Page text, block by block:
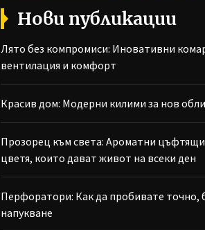
Нови публикации
Лято без компромиси: Иновативни
вентилация и комфорт
Красив дом: Модерни килими за нов
Прозорец към света: Ароматни
цветя, които дават живот на всеки ден
Перфоратори: Как да пробивате точно,
напукване